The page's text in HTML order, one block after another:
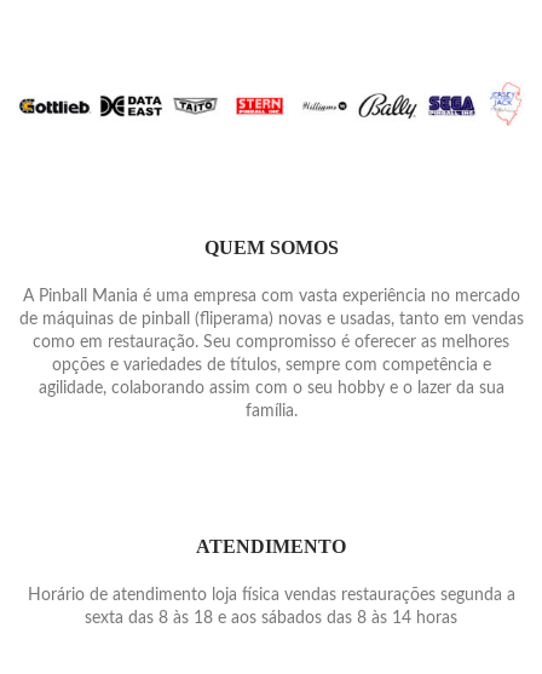
QUEM SOMOS
A Pinball Mania é uma empresa com vasta experiência no mercado
de máquinas de pinball (fliperama) novas e usadas, tanto em vendas
como em restauração. Seu compromisso é oferecer as melhores
opções e variedades de títulos, sempre com competência e
agilidade, colaborando assim com o seu hobby e o lazer da sua
família.
ATENDIMENTO
Horário de atendimento loja física vendas restaurações segunda a
sexta das 8 às 18 e aos sábados das 8 às 14 horas